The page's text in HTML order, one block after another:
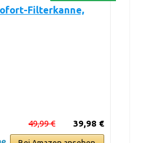
Filterkanne,
39,98 €
49,99 €